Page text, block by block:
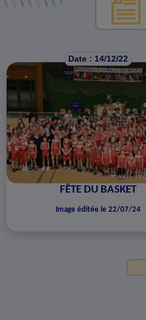
Date : 14/12/22
FÊTE DU BASKET
Image éditée le 22/07/24